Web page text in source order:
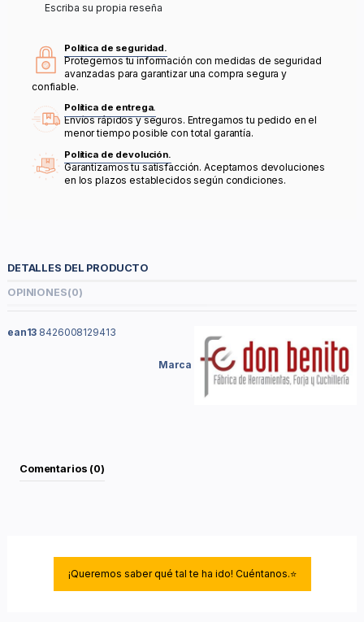
Escriba su propia reseña
Política de seguridad.
Protegemos tu información con medidas de seguridad
avanzadas para garantizar una compra segura y
confiable.
Política de entrega.
Envíos rápidos y seguros. Entregamos tu pedido en el
menor tiempo posible con total garantía.
Política de devolución.
Garantizamos tu satisfacción. Aceptamos devoluciones
en los plazos establecidos según condiciones.
DETALLES DEL PRODUCTO
OPINIONES(0)
Marca
ean13 8426008129413
Comentarios (0)
¡Queremos saber qué tal te ha ido! Cuéntanos.⭐